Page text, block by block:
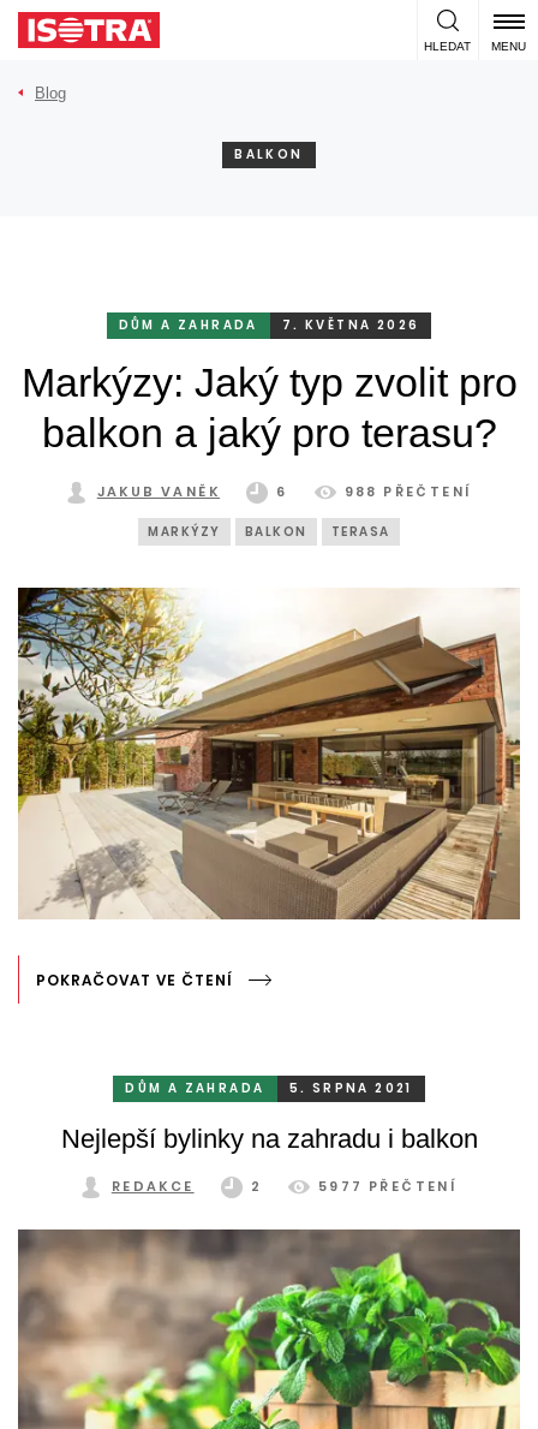
Přeskočit na obsah
HLEDAT MENU
Blog
BALKON
DŮM A ZAHRADA 7. KVĚTNA 2026
Markýzy: Jaký typ zvolit pro
balkon a jaký pro terasu?
JAKUB VANĚK 6 988 PŘEČTENÍ
MARKÝZY BALKON TERASA
POKRAČOVAT VE ČTENÍ
DŮM A ZAHRADA 5. SRPNA 2021
Nejlepší bylinky na zahradu i balkon
REDAKCE 2 5977 PŘEČTENÍ